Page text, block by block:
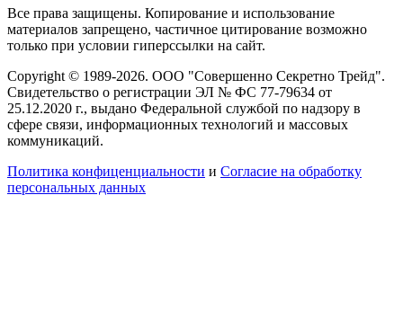
Все права защищены. Копирование и использование
материалов запрещено, частичное цитирование возможно
только при условии гиперссылки на сайт.
Copyright © 1989-2026. ООО "Совершенно Секретно Трейд".
Свидетельство о регистрации ЭЛ № ФС 77-79634 от
25.12.2020 г., выдано Федеральной службой по надзору в
сфере связи, информационных технологий и массовых
коммуникаций.
Политика конфиценциальности и Согласие на обработку
персональных данных